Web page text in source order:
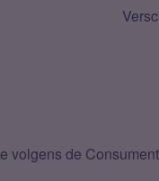
volgens de